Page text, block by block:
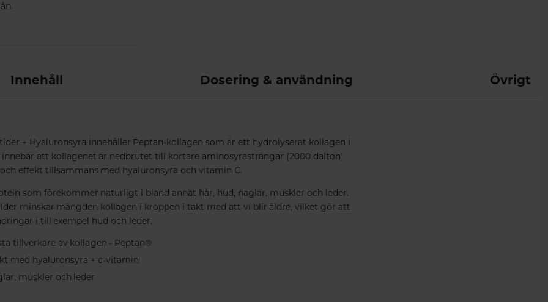
Innehåll Dosering & användning Övrigt
+ Hyaluronsyra innehåller Peptan-kollagen som är ett hydrolyserat kollagen i
att kollagenet är nedbrutet till kortare aminosyrasträngar (2000 dalton)
effekt tillsammans med hyaluronsyra och vitamin C.
som förekommer naturligt i bland annat hår, hud, naglar, muskler och leder.
minskar mängden kollagen i kroppen i takt med att vi blir äldre, vilket gör att
i till exempel hud och leder.
tillverkare av kollagen - Peptan®
med hyaluronsyra + c-vitamin
muskler och leder